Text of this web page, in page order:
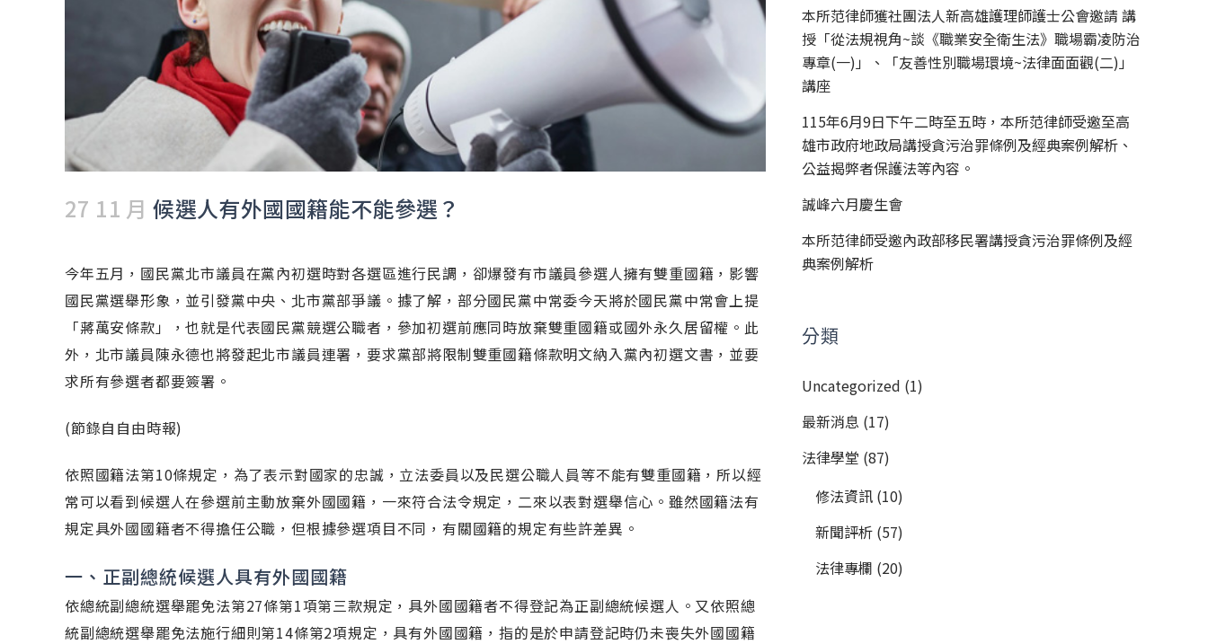
27 11 月 候選人有外國國籍能不能參選？
今年五月，國民黨北市議員在黨內初選時對各選區進行民調，卻爆發有市議員參選人擁有雙重國籍，影響
國民黨選舉形象，並引發黨中央、北市黨部爭議。據了解，部分國民黨中常委今天將於國民黨中常會上提
「蔣萬安條款」，也就是代表國民黨競選公職者，參加初選前應同時放棄雙重國籍或國外永久居留權。此
外，北市議員陳永德也將發起北市議員連署，要求黨部將限制雙重國籍條款明文納入黨內初選文書，並要
求所有參選者都要簽署。
(節錄自自由時報)
依照國籍法第10條規定，為了表示對國家的忠誠，立法委員以及民選公職人員等不能有雙重國籍，所以經
常可以看到候選人在參選前主動放棄外國國籍，一來符合法令規定，二來以表對選舉信心。雖然國籍法有
規定具外國國籍者不得擔任公職，但根據參選項目不同，有關國籍的規定有些許差異。
一、正副總統候選人具有外國國籍
依總統副總統選舉罷免法第27條第1項第三款規定，具外國國籍者不得登記為正副總統候選人。又依照總
統副總統選舉罷免法施行細則第14條第2項規定，具有外國國籍，指的是於申請登記時仍未喪失外國國籍
本所范律師獲社團法人新高雄護理師護士公會邀請 講
授「從法規視角~談《職業安全衛生法》職場霸凌防治
專章(一)」、「友善性別職場環境~法律面面觀(二)」
講座
115年6月9日下午二時至五時，本所范律師受邀至高
雄市政府地政局講授貪污治罪條例及經典案例解析、
公益揭弊者保護法等內容。
誠峰六月慶生會
本所范律師受邀內政部移民署講授貪污治罪條例及經
典案例解析
分類
Uncategorized (1)
最新消息 (17)
法律學堂 (87)
修法資訊(10)
新聞評析(57)
法律專欄 (20)